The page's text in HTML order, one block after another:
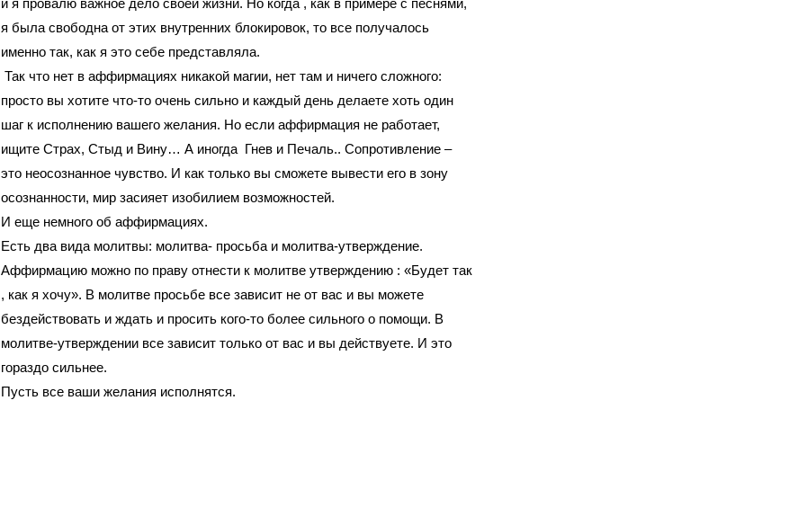
и я провалю важное дело своей жизни. Но когда , как в примере с песнями,
я была свободна от этих внутренних блокировок, то все получалось
именно так, как я это себе представляла.
Так что нет в аффирмациях никакой магии, нет там и ничего сложного:
просто вы хотите что-то очень сильно и каждый день делаете хоть один
шаг к исполнению вашего желания. Но если аффирмация не работает,
ищите Страх, Стыд и Вину… А иногда Гнев и Печаль.. Сопротивление –
это неосознанное чувство. И как только вы сможете вывести его в зону
осознанности, мир засияет изобилием возможностей.
И еще немного об аффирмациях.
Есть два вида молитвы: молитва- просьба и молитва-утверждение.
Аффирмацию можно по праву отнести к молитве утверждению : «Будет так
, как я хочу». В молитве просьбе все зависит не от вас и вы можете
бездействовать и ждать и просить кого-то более сильного о помощи. В
молитве-утверждении все зависит только от вас и вы действуете. И это
гораздо сильнее.
Пусть все ваши желания исполнятся.